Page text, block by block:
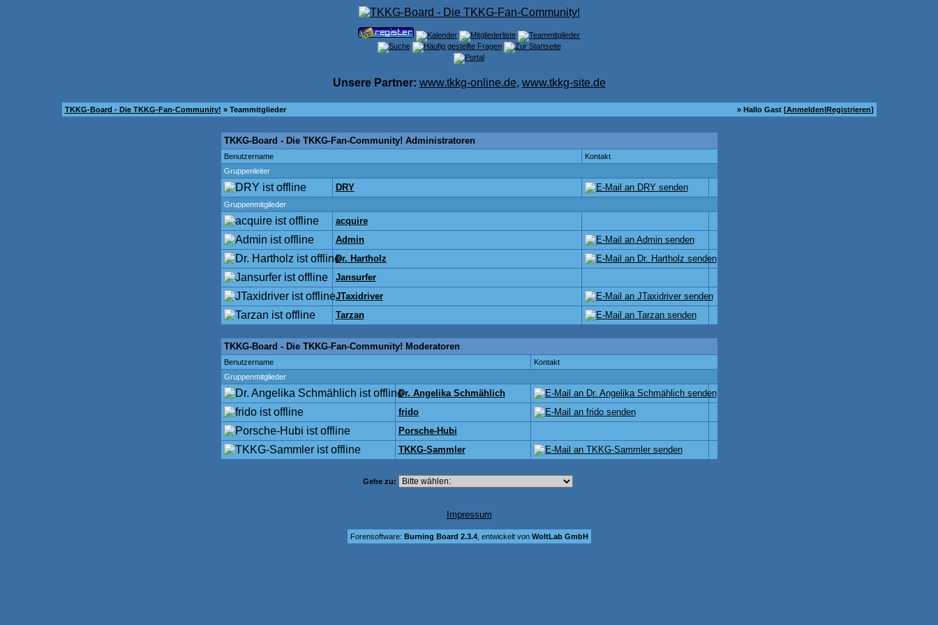
Unsere Partner: www.tkkg-online.de, www.tkkg-site.de
TKKG-Board - Die TKKG-Fan-Community! » Teammitglieder » Hallo Gast [Anmelden|Registrieren]
TKKG-Board - Die TKKG-Fan-Community! Administratoren
Benutzername
Kontakt
Gruppenleiter
DRY
Gruppenmitglieder
acquire
Admin
Dr. Hartholz
Jansurfer
JTaxidriver
Tarzan
TKKG-Board - Die TKKG-Fan-Community! Moderatoren
Benutzername
Kontakt
Gruppenmitglieder
Dr. Angelika Schmählich
frido
Porsche-Hubi
TKKG-Sammler
Gehe zu:
Impressum
Forensoftware: Burning Board 2.3.4, entwickelt von WoltLab GmbH